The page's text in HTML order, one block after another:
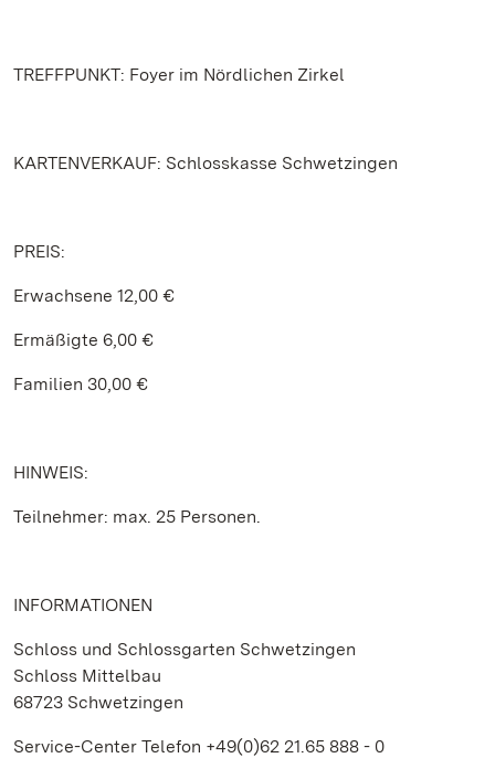
TREFFPUNKT: Foyer im Nördlichen Zirkel
KARTENVERKAUF: Schlosskasse Schwetzingen
PREIS:
Erwachsene 12,00 €
Ermäßigte 6,00 €
Familien 30,00 €
HINWEIS:
Teilnehmer: max. 25 Personen.
INFORMATIONEN
Schloss und Schlossgarten Schwetzingen
Schloss Mittelbau
68723 Schwetzingen
Service-Center Telefon +49(0)62 21.65 888 - 0